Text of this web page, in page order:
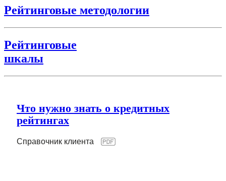
Рейтинговые методологии
Рейтинговые
шкалы
Что нужно знать о кредитных
рейтингах
Справочник клиента